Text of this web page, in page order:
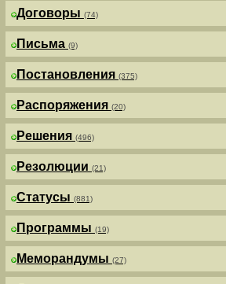
Договоры (74)
Письма (9)
Постановления (375)
Распоряжения (20)
Решения (496)
Резолюции (21)
Статусы (881)
Программы (19)
Меморандумы (27)